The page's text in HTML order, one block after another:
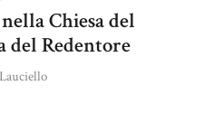
Chiesa del
del Redentore